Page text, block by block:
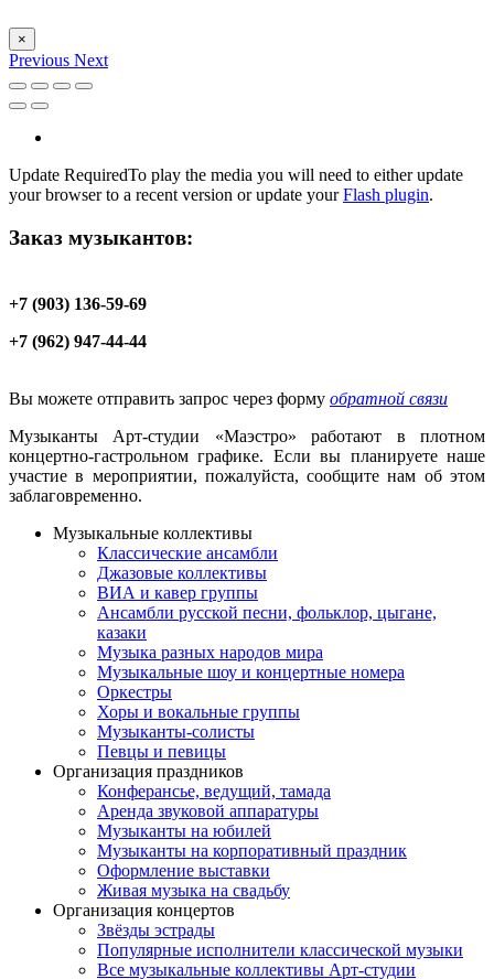
×
Previous Next
Update RequiredTo play the media you will need to either update
your browser to a recent version or update yourFlash plugin.
Заказ музыкантов:
+7 (903) 136-59-69
+7 (962) 947-44-44
Вы можете отправить запрос через форму обратной связи
Музыканты Арт-студии «Маэстро» работают в плотном
концертно-гастрольном графике. Если вы планируете наше
участие в мероприятии, пожалуйста, сообщите нам об этом
заблаговременно.
Музыкальные коллективы
Классические ансамбли
Джазовые коллективы
ВИА и кавер группы
Ансамбли русской песни, фольклор, цыгане,
казаки
Музыка разных народов мира
Музыкальные шоу и концертные номера
Оркестры
Хоры и вокальные группы
Музыканты-солисты
Певцы и певицы
Организация праздников
Конферансье, ведущий, тамада
Аренда звуковой аппаратуры
Музыканты на юбилей
Музыканты на корпоративный праздник
Оформление выставки
Живая музыка на свадьбу
Организация концертов
Звёзды эстрады
Популярные исполнители классической музыки
Все музыкальные коллективы Арт-студии